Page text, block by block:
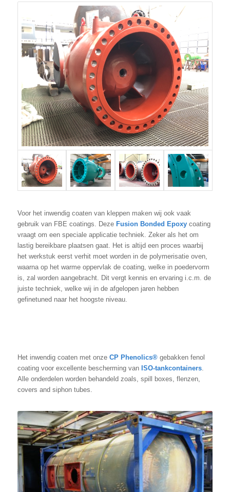
Voor het inwendig coaten van kleppen maken wij ook vaak
gebruik van FBE coatings. Deze Fusion Bonded Epoxycoating
vraagt om een speciale applicatie techniek. Zeker als het om
lastig bereikbare plaatsen gaat. Het is altijd een proces waarbij
het werkstuk eerst verhit moet worden in de polymerisatie oven,
waarna op het warme oppervlak de coating, welke in poedervorm
is, zal worden aangebracht. Dit vergt kennis en ervaring i.c.m. de
juiste techniek, welke wij in de afgelopen jaren hebben
gefinetuned naar het hoogste niveau.
Het inwendig coaten met onze CP Phenolics®gebakken fenol
coating voor excellente bescherming van ISO-tankcontainers.
Alle onderdelen worden behandeld zoals, spill boxes, flenzen,
covers and siphon tubes.